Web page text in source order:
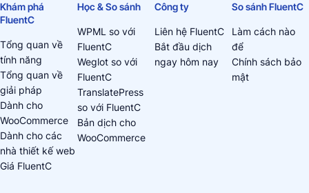
Khám phá
FluentC
Tổng quan về
tính năng
Tổng quan về
giải pháp
Dành cho
WooCommerce
Dành cho các
nhà thiết kế web
Giá FluentC
Học & So sánh
WPML so với
FluentC
Weglot so với
FluentC
TranslatePress
so với FluentC
Bản dịch cho
WooCommerce
Công ty
Liên hệ FluentC
Bắt đầu dịch
ngay hôm nay
So sánh FluentC
Làm cách nào
để
Chính sách bảo
mật